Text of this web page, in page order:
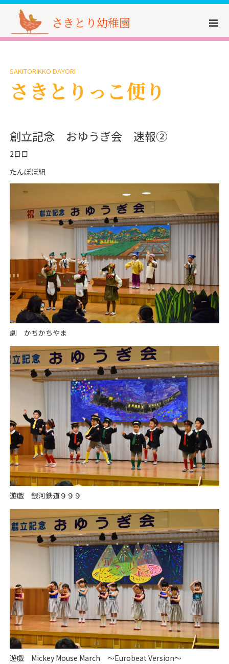
さきとり幼稚園
SAKITORIKKO DAYORI
さきとりっこ便り
創立記念 おゆうぎ会 速報②
2日目
たんぽぽ組
劇 かちかちやま
遊戯 銀河鉄道９９９
遊戯 Mickey Mouse March ～Eurobeat Version～